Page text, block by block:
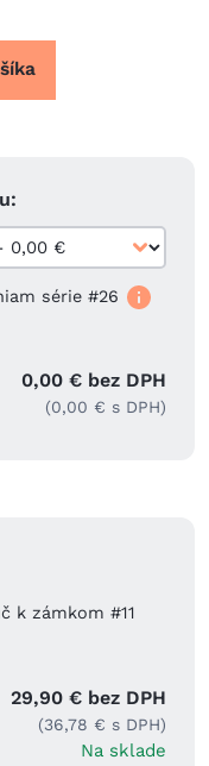
série #26
0,00 € bez DPH
(0,00 € s DPH)
k zámkom #11
29,90 € bez DPH
(36,78 € s DPH)
Na sklade